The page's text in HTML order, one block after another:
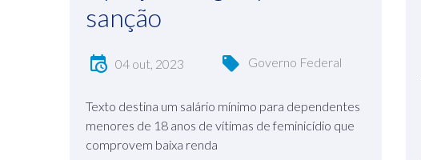
sanção
04 out, 2023 Governo Federal
Texto destina um salário mínimo para dependentes
menores de 18 anos de vítimas de feminicídio que
comprovem baixa renda